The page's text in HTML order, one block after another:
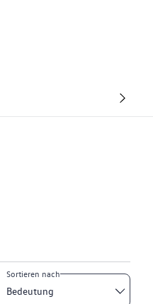
Sortieren nach
Bedeutung